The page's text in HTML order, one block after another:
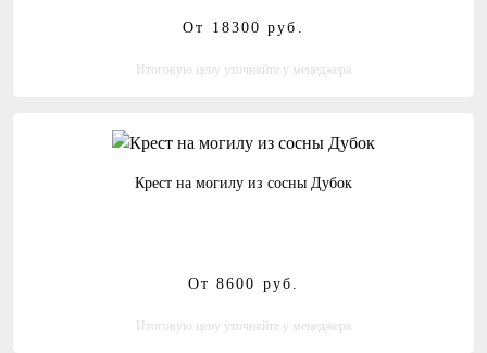
От 18300 руб.
Итоговую цену уточняйте у менеджера
Крест на могилу из сосны Дубок
От 8600 руб.
Итоговую цену уточняйте у менеджера